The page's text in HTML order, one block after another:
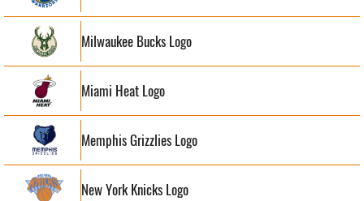
Milwaukee Bucks Logo
Miami Heat Logo
Memphis Grizzlies Logo
New York Knicks Logo